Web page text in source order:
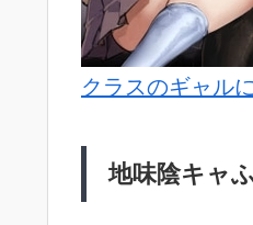
クラスのギャル
地味陰キャ